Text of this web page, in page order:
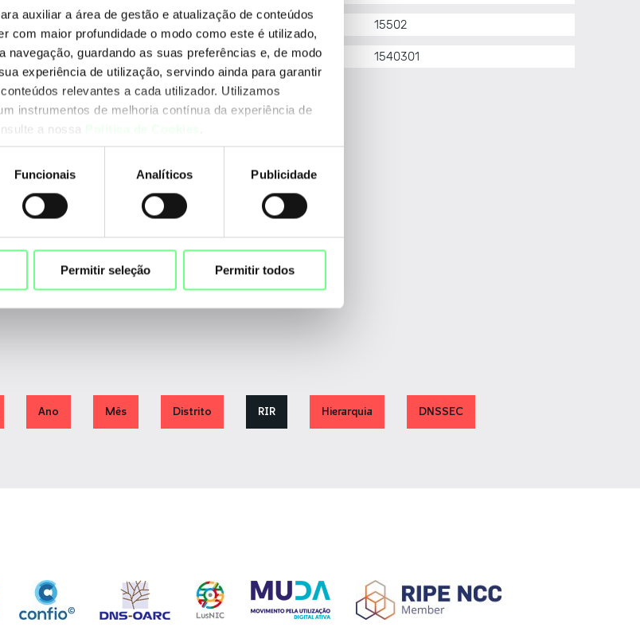
auxiliar a área de gestão e atualização de conteúdos
com maior profundidade o modo como este é utilizado,
navegação, guardando as suas preferências e, de modo
experiência de utilização, servindo ainda para garantir
relevantes a cada utilizador. Utilizamos
instrumentos de melhoria contínua da experiência de
a nossa
Funcionais Analíticos Publicidade
Permitir seleção Permitir todos
APNIC
15502
RIPE NCC 1540301
Ano Mês Distrito RIR Hierarquia DNSSEC